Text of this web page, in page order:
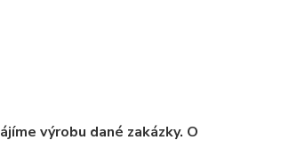
výrobu dané zakázky. O